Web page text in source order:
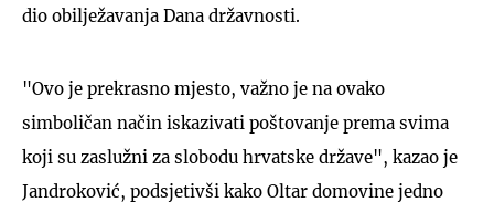
dio obilježavanja Dana državnosti.
"Ovo je prekrasno mjesto, važno je na ovako
simboličan način iskazivati poštovanje prema svima
koji su zaslužni za slobodu hrvatske države", kazao je
Jandroković, podsjetivši kako Oltar domovine jedno